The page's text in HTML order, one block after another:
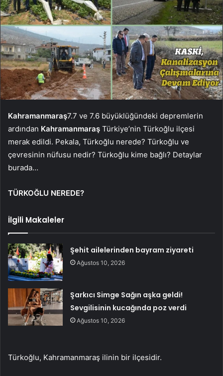
Kahramanmaraş7.7 ve 7.6 büyüklüğündeki depremlerin
ardından Kahramanmaraş Türkiye’nin Türkoğlu ilçesi
merak edildi. Pekala, Türkoğlu nerede? Türkoğlu ve
çevresinin nüfusu nedir? Türkoğlu kime bağlı? Detaylar
burada…
TÜRKOĞLU NEREDE?
İlgili Makaleler
Şehit ailelerinden bayram ziyareti
Ağustos 10, 2026
Şarkıcı Simge Sağın aşka geldi!
Sevgilisinin kucağında poz verdi
Ağustos 10, 2026
Türkoğlu, Kahramanmaraş ilinin bir ilçesidir.